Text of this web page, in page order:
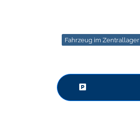
Fahrzeug im Zentrallager